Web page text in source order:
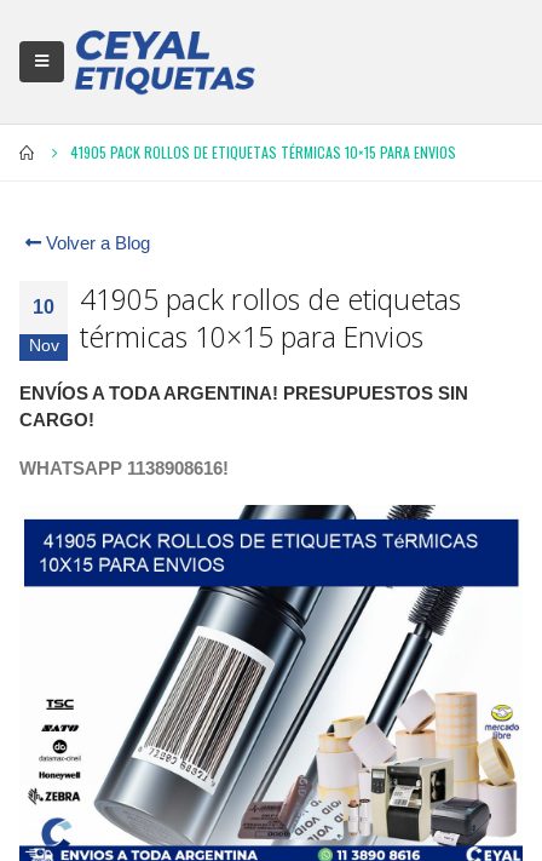
41905 PACK ROLLOS DE ETIQUETAS TÉRMICAS 10×15 PARA ENVIOS
Volver a Blog
10
Nov
41905 pack rollos de etiquetas
térmicas 10×15 para Envios
ENVÍOS A TODA ARGENTINA! PRESUPUESTOS SIN
CARGO!
WHATSAPP 1138908616!